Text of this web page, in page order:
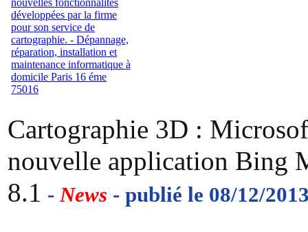
Cartographie 3D :
nouvelle application Bing
8.1 - News - publié le 08/12/